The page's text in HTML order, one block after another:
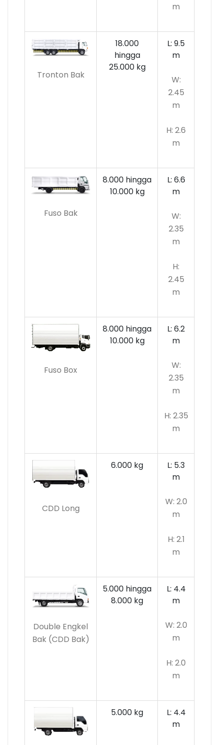
m
Tronton Bak
18.000
hingga
25.000 kg
L: 9.5
m
W:
2.45
m
H: 2.6
m
Fuso Bak
8.000 hingga
10.000kg
L: 6.6
m
W:
2.35
m
H:
2.45
m
Fuso Box
8.000 hingga
10.000 kg
L: 6.2
m
W:
2.35
m
H: 2.35
m
CDD Long
6.000 kg
L: 5.3
m
W: 2.0
m
H: 2.1
m
Double Engkel
Bak (CDD Bak)
5.000 hingga
8.000 kg
L: 4.4
m
W: 2.0
m
H: 2.0
m
5.000 kg
L: 4.4
m